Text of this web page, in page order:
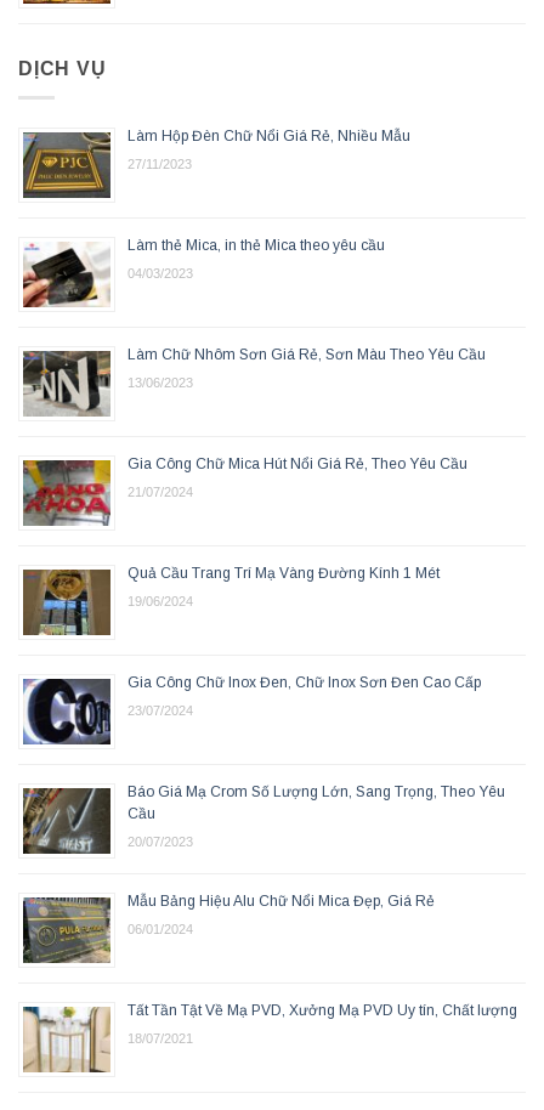
DỊCH VỤ
Làm Hộp Đèn Chữ Nổi Giá Rẻ, Nhiều Mẫu
27/11/2023
Làm thẻ Mica, in thẻ Mica theo yêu cầu
04/03/2023
Làm Chữ Nhôm Sơn Giá Rẻ, Sơn Màu Theo Yêu Cầu
13/06/2023
Gia Công Chữ Mica Hút Nổi Giá Rẻ, Theo Yêu Cầu
21/07/2024
Quả Cầu Trang Trí Mạ Vàng Đường Kính 1 Mét
19/06/2024
Gia Công Chữ Inox Đen, Chữ Inox Sơn Đen Cao Cấp
23/07/2024
Báo Giá Mạ Crom Số Lượng Lớn, Sang Trọng, Theo Yêu
Cầu
20/07/2023
Mẫu Bảng Hiệu Alu Chữ Nổi Mica Đẹp, Giá Rẻ
06/01/2024
Tất Tần Tật Về Mạ PVD, Xưởng Mạ PVD Uy tín, Chất lượng
18/07/2021